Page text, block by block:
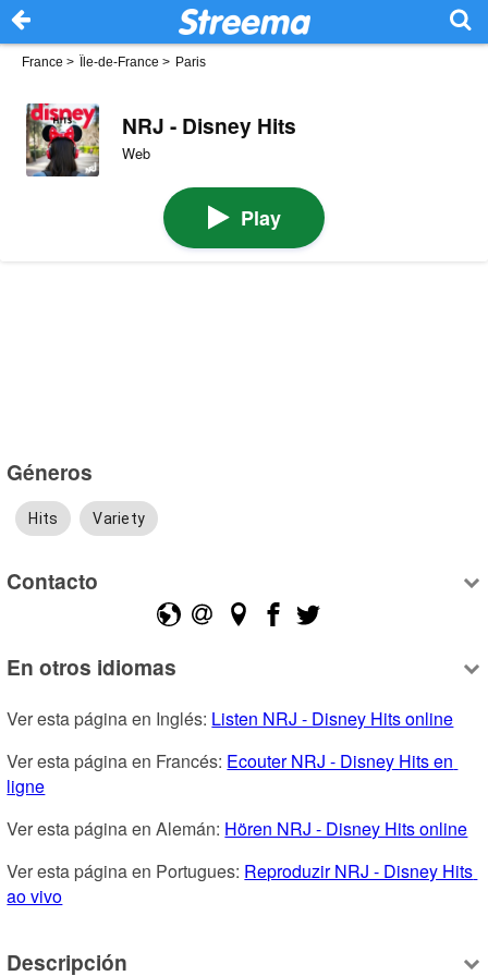
France > Île-de-France > Paris
NRJ - Disney Hits
Web
Play
Géneros
Hits Variety
Contacto
En otros idiomas
Ver esta página en Inglés: Listen NRJ - Disney Hits online
Ver esta página en Francés: Ecouter NRJ - Disney Hits en
ligne
Ver esta página en Alemán: Hören NRJ - Disney Hits online
Ver esta página en Portugues: Reproduzir NRJ - Disney Hits
ao vivo
Descripción